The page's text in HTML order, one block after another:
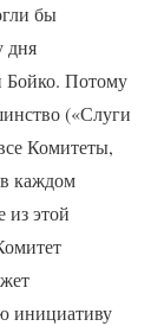
бы
дня
Бойко. Потому
(«Слуги
Комитеты,
каждом
из этой
инициативу